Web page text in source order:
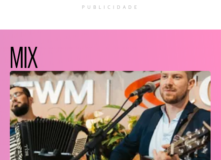
PUBLICIDADE
MIX